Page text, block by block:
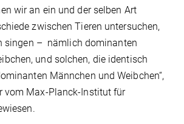
wir an ein und der selben Art
zwischen Tieren untersuchen,
singen – nämlich dominanten
und solchen, die identisch
Männchen und Weibchen“,
vom Max-Planck-Institut für